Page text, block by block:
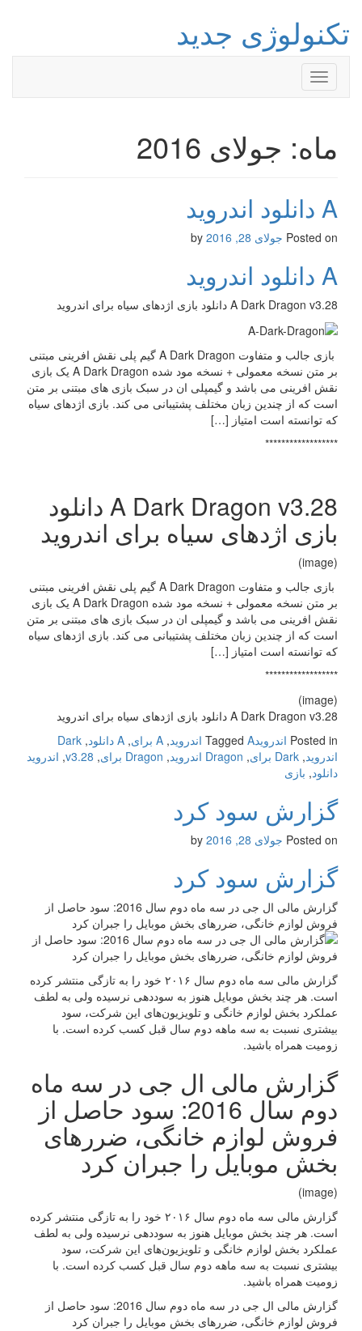
تکنولوژی جدید
Toggle
navigation
ماه: جولای 2016
A دانلود اندروید
Posted on جولای 28, 2016
A دانلود اندروید
A Dark Dragon v3.28 دانلود بازی اژدهای سیاه برای اندروید
بازی جالب و متفاوت A Dark Dragon گیم پلی نقش افرینی مبتنی
بر متن نسخه معمولی + نسخه مود شده A Dark Dragon یک بازی
نقش افرینی می باشد و گیمپلی ان در سبک بازی های مبتنی بر متن
است که از چندین زبان مختلف پشتیبانی می کند. بازی اژدهای سیاه
که توانسته است امتیاز […]
******************
A Dark Dragon v3.28 دانلود
بازی اژدهای سیاه برای اندروید
(image)
بازی جالب و متفاوت A Dark Dragon گیم پلی نقش افرینی مبتنی
بر متن نسخه معمولی + نسخه مود شده A Dark Dragon یک بازی
نقش افرینی می باشد و گیمپلی ان در سبک بازی های مبتنی بر متن
است که از چندین زبان مختلف پشتیبانی می کند. بازی اژدهای سیاه
که توانسته است امتیاز […]
******************
(image)
A Dark Dragon v3.28 دانلود بازی اژدهای سیاه برای اندروید
Posted in اندروید Tagged A اندروید , A برای , A دانلود ,
Dark
اندروید, Dark برای , Dragon اندروید , Dragon برای ,
v3.28
, اندروید
دانلود, بازی
گزارش سود کرد
Posted on جولای 28, 2016
گزارش سود کرد
گزارش مالی ال جی در سه ماه دوم سال 2016: سود حاصل از
فروش لوازم خانگی، ضررهای بخش موبایل را جبران کرد
گزارش مالی سه ماه دوم سال ۲۰۱۶ خود را به تازگی منتشر کرده
است. هر چند بخش موبایل هنوز به سوددهی نرسیده ولی به لطف
عملکرد بخش لوازم خانگی و تلویزیون‌های این شرکت، سود
بیشتری نسبت به سه ماهه دوم سال قبل کسب کرده است. با
زومیت همراه باشید.
گزارش مالی ال جی در سه ماه
دوم سال 2016: سود حاصل از
فروش لوازم خانگی، ضررهای
بخش موبایل را جبران کرد
(image)
گزارش مالی سه ماه دوم سال ۲۰۱۶ خود را به تازگی منتشر کرده
است. هر چند بخش موبایل هنوز به سوددهی نرسیده ولی به لطف
عملکرد بخش لوازم خانگی و تلویزیون‌های این شرکت، سود
بیشتری نسبت به سه ماهه دوم سال قبل کسب کرده است. با
زومیت همراه باشید.
گزارش مالی ال جی در سه ماه دوم سال 2016: سود حاصل از
فروش لوازم خانگی، ضررهای بخش موبایل را جبران کرد